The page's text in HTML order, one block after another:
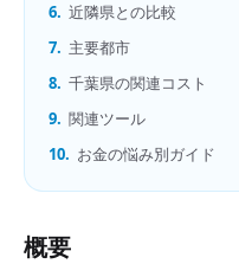
6. 近隣県との比較
7. 主要都市
8. 千葉県の関連コスト
9. 関連ツール
10. お金の悩み別ガイド
概要